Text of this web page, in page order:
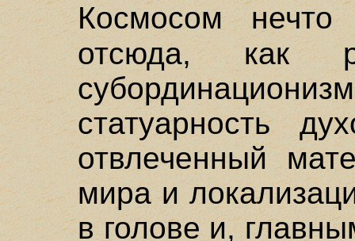
Космосом
отсюда, как
статуарность
отвлеченный
мира и
в голове и,